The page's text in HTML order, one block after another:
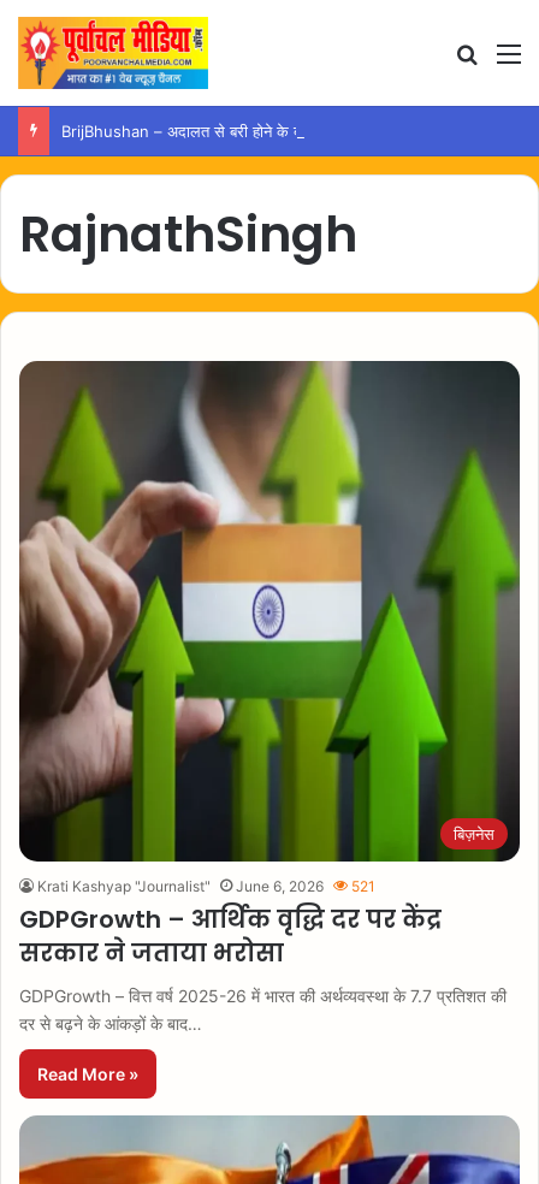
RajnathSingh
बिज़नेस
Krati Kashyap "Journalist" June 6, 2026 521
GDPGrowth – आर्थिक वृद्धि दर पर केंद्र
सरकार ने जताया भरोसा
GDPGrowth – वित्त वर्ष 2025-26 में भारत की अर्थव्यवस्था के 7.7 प्रतिशत की
दर से बढ़ने के आंकड़ों के बाद…
Read More »